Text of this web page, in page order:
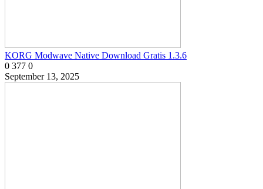
KORG Modwave Native Download Gratis 1.3.6
0 377 0
September 13, 2025